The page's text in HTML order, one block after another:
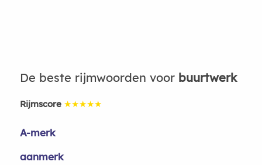
De beste rijmwoorden voor buurtwerk
Rijmscore ★★★★★
A-merk
aanmerk